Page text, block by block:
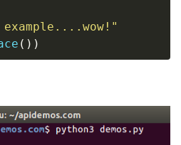
example....wow!"
( ) )